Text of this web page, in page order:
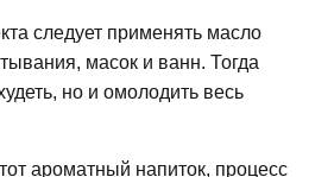
следует применять масло
масок и ванн. Тогда
но и омолодить весь
ароматный напиток, процесс